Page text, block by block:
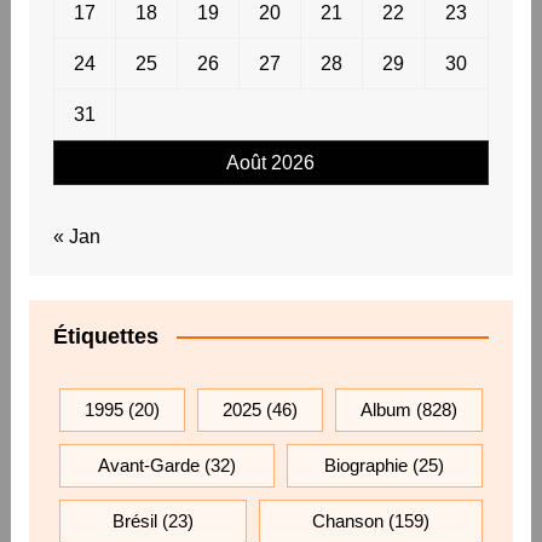
Août 2026
17 18 19 20 21 22 23
24 25 26 27 28 29 30
31
« Jan
Étiquettes
1995(20) 2025 (46) Album (828)
Avant-Garde(32) Biographie (25)
Brésil(23) Chanson (159)